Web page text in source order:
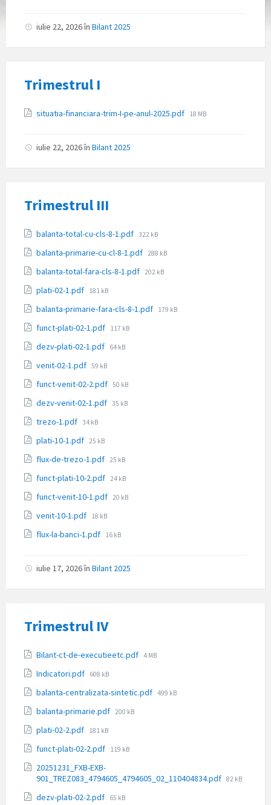
iulie 22, 2026în Bilant 2025
Trimestrul I
Atașamente
situatia-financiara-trim-I-pe-anul-2025.pdf Dimensiune
18 MB
iulie 22, 2026în Bilant 2025
Trimestrul III
Atașamente
balanta-total-cu-cls-8-1.pdf Dimensiune
322 kB
balanta-primarie-cu-cl-8-1.pdf Dimensiune
288 kB
balanta-total-fara-cls-8-1.pdf Dimensiune
202 kB
plati-02-1.pdf Dimensiune
181 kB
balanta-primarie-fara-cls-8-1.pdf Dimensiune
179 kB
funct-plati-02-1.pdf Dimensiune
117 kB
dezv-plati-02-1.pdf Dimensiune
64 kB
venit-02-1.pdf Dimensiune
59 kB
funct-venit-02-2.pdf Dimensiune
50 kB
dezv-venit-02-1.pdf Dimensiune
35 kB
trezo-1.pdf Dimensiune
34 kB
plati-10-1.pdf Dimensiune
25 kB
flux-de-trezo-1.pdf Dimensiune
25 kB
funct-plati-10-2.pdf Dimensiune
24 kB
funct-venit-10-1.pdf Dimensiune
20 kB
venit-10-1.pdf Dimensiune
18 kB
flux-la-banci-1.pdf Dimensiune
16 kB
iulie 17, 2026în Bilant 2025
Trimestrul IV
Atașamente
Bilant-ct-de-executieetc.pdf Dimensiune
4 MB
Indicatori.pdf Dimensiune
608 kB
balanta-centralizata-sintetic.pdf Dimensiune
499 kB
balanta-primarie.pdf Dimensiune
200 kB
plati-02-2.pdf Dimensiune
181 kB
funct-plati-02-2.pdf Dimensiune
119 kB
20251231_FXB-EXB-
901_TREZ083_4794605_4794605_02_110404834.pdf Dimensiune
82 kB
dezv-plati-02-2.pdf Dimensiune
65 kB